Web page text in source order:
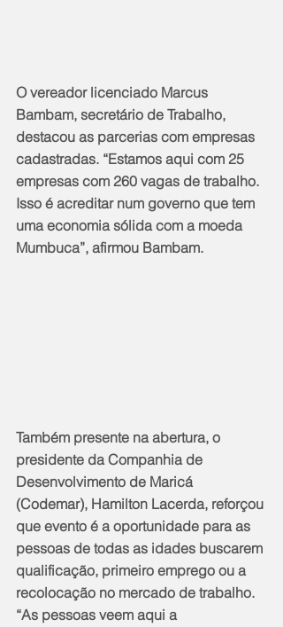
O vereador licenciado Marcus
Bambam, secretário de Trabalho,
destacou as parcerias com empresas
cadastradas. “Estamos aqui com 25
empresas com 260 vagas de trabalho.
Isso é acreditar num governo que tem
uma economia sólida com a moeda
Mumbuca”, afirmou Bambam.
Também presente na abertura, o
presidente da Companhia de
Desenvolvimento de Maricá
(Codemar), Hamilton Lacerda, reforçou
que evento é a oportunidade para as
pessoas de todas as idades buscarem
qualificação, primeiro emprego ou a
recolocação no mercado de trabalho.
“As pessoas veem aqui a